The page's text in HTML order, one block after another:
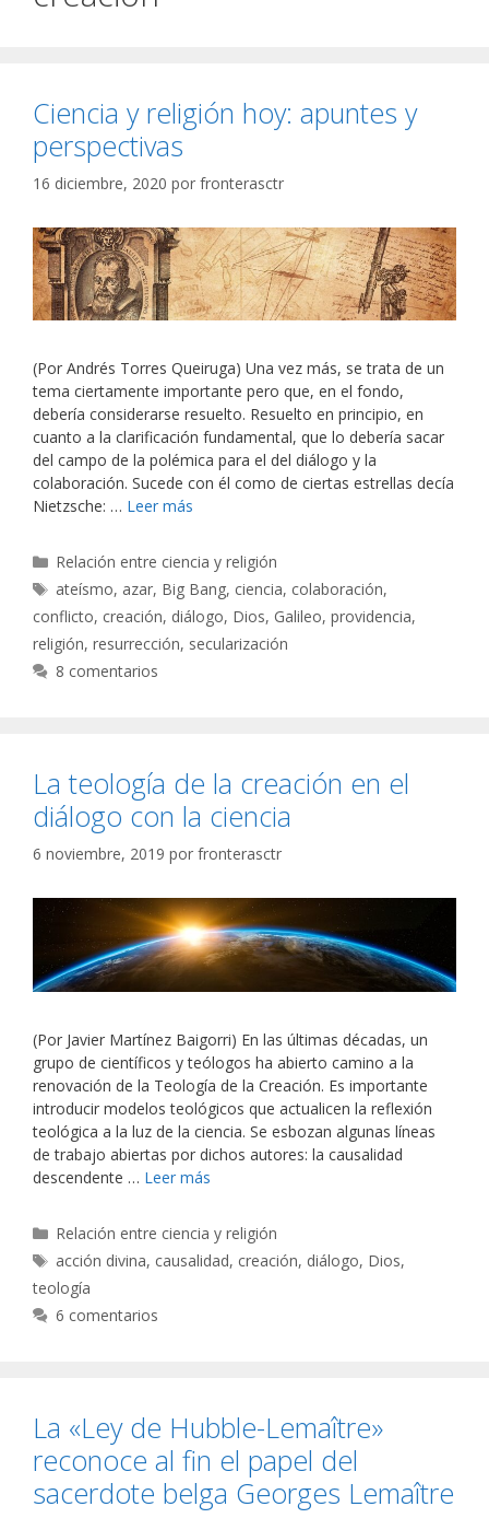
Ciencia y religión hoy: apuntes y
perspectivas
16 diciembre, 2020 por fronterasctr
(Por Andrés Torres Queiruga) Una vez más, se trata de un
tema ciertamente importante pero que, en el fondo,
debería considerarse resuelto. Resuelto en principio, en
cuanto a la clarificación fundamental, que lo debería sacar
del campo de la polémica para el del diálogo y la
colaboración. Sucede con él como de ciertas estrellas decía
Nietzsche: … Leer más
Categorías
Relación entre ciencia y religión
Etiquetas
ateísmo, azar, Big Bang, ciencia, colaboración,
conflicto, creación, diálogo, Dios, Galileo, providencia,
religión, resurrección, secularización
8 comentarios
La teología de la creación en el
diálogo con la ciencia
6 noviembre, 2019 por fronterasctr
(Por Javier Martínez Baigorri) En las últimas décadas, un
grupo de científicos y teólogos ha abierto camino a la
renovación de la Teología de la Creación. Es importante
introducir modelos teológicos que actualicen la reflexión
teológica a la luz de la ciencia. Se esbozan algunas líneas
de trabajo abiertas por dichos autores: la causalidad
descendente … Leer más
Categorías
Relación entre ciencia y religión
Etiquetas
acción divina, causalidad, creación, diálogo, Dios,
teología
6 comentarios
La «Ley de Hubble-Lemaître»
reconoce al fin el papel del
sacerdote belga Georges Lemaître